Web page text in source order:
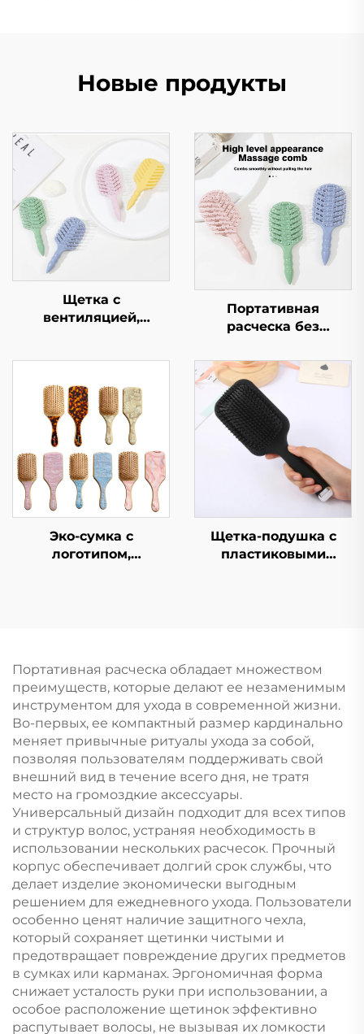
Новые продукты
Щетка с
вентиляцией,
волос, не
запутывающиеся,
легкие,
антистатические
щетки для волос
Портативная
расческа без
детей с густыми
волосами,
экологичная мягкая
пластиковая щетка,
нейлоновая пэддел
расческа с
вентиляционной
системой
Эко-сумка с
логотипом,
ацетатной щетиной,
эко-щетка для волос
Щетка-подушка с
пластиковыми
Портативная расческа обладает множеством
преимуществ, которые делают ее незаменимым
инструментом для ухода в современной жизни.
Во-первых, ее компактный размер кардинально
меняет привычные ритуалы ухода за собой,
позволяя пользователям поддерживать свой
внешний вид в течение всего дня, не тратя
место на громоздкие аксессуары.
Универсальный дизайн подходит для всех типов
и структур волос, устраняя необходимость в
использовании нескольких расчесок. Прочный
корпус обеспечивает долгий срок службы, что
делает изделие экономически выгодным
решением для ежедневного ухода. Пользователи
особенно ценят наличие защитного чехла,
который сохраняет щетинки чистыми и
предотвращает повреждение других предметов
в сумках или карманах. Эргономичная форма
снижает усталость руки при использовании, а
особое расположение щетинок эффективно
распутывает волосы, не вызывая их ломкости